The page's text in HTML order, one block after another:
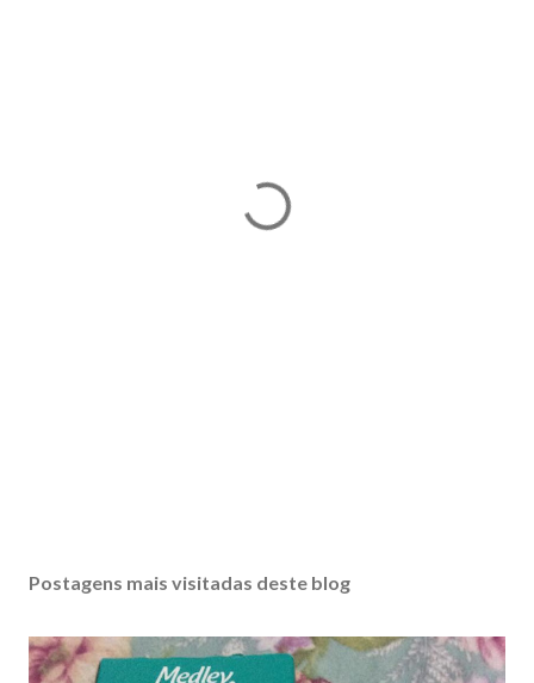
Postagens mais visitadas deste blog